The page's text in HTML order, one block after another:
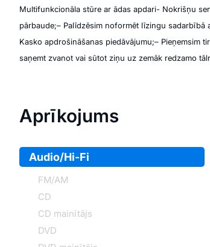
Multifunkcionāla stūre ar ādas apdari- Nokrišņu
pārbaude;– Palīdzēsim noformēt līzingu sadarbībā
Kasko apdrošināšanas piedāvājumu;– Pieņemsim
saņemt zvanot vai sūtot ziņu uz zemāk redzamo
Aprīkojums
Audio/Hi-Fi
FM/AM
CD
CD mainītājs
DVD